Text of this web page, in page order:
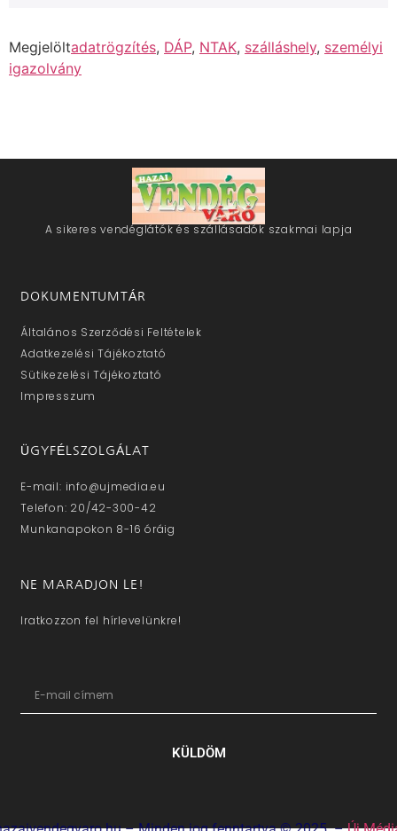
Megjelöltadatrögzítés, DÁP, NTAK, szálláshely, személyi
igazolvány
A sikeres vendéglátók és szállásadók szakmai lapja
DOKUMENTUMTÁR
Általános Szerződési Feltételek
Adatkezelési Tájékoztató
Sütikezelési Tájékoztató
Impresszum
ÜGYFÉLSZOLGÁLAT
E-mail: info@ujmedia.eu
Telefon: 20/42-300-42
Munkanapokon 8-16 óráig
NE MARADJON LE!
Iratkozzon fel hírlevelünkre!
KÜLDÖM